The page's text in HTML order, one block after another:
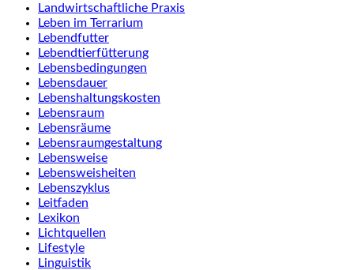
Landwirtschaftliche Praxis
Leben im Terrarium
Lebendfutter
Lebendtierfütterung
Lebensbedingungen
Lebensdauer
Lebenshaltungskosten
Lebensraum
Lebensräume
Lebensraumgestaltung
Lebensweise
Lebensweisheiten
Lebenszyklus
Leitfaden
Lexikon
Lichtquellen
Lifestyle
Linguistik